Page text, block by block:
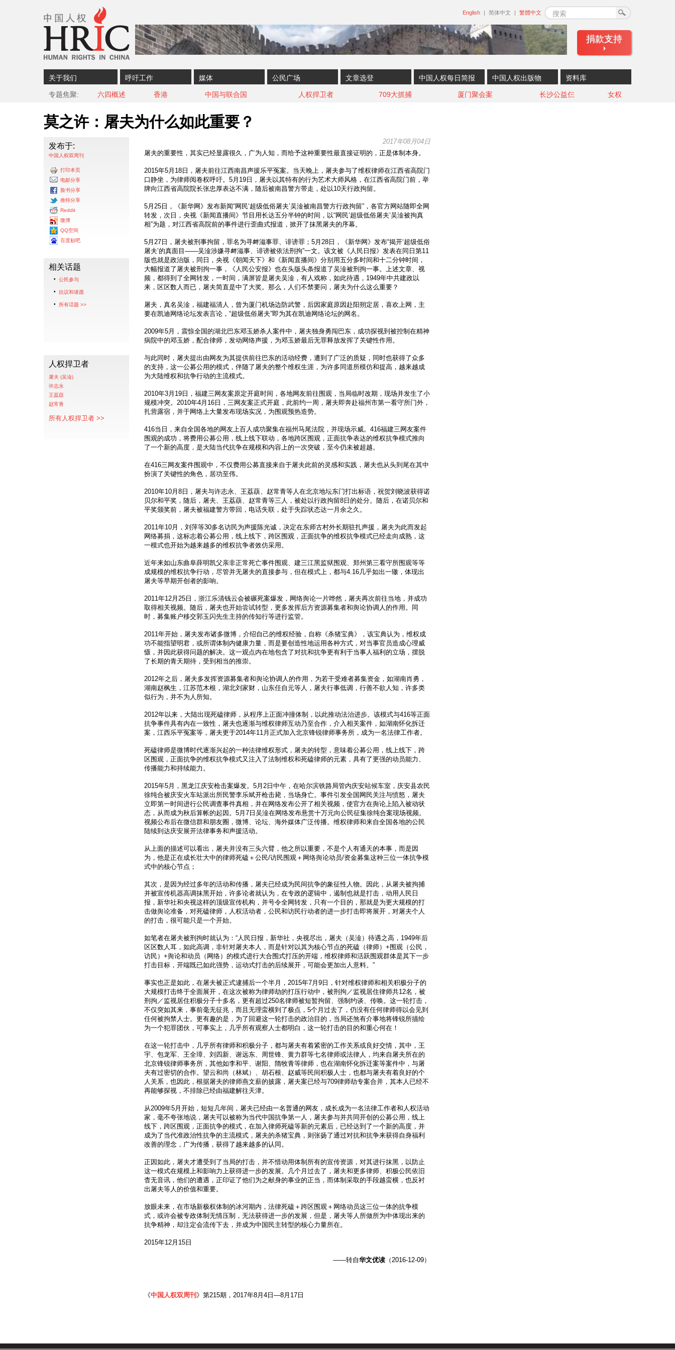
搜索
English 简体中文 繁體中文
捐款支持
关于我们 呼吁工作 媒体 公民广场 文章选登 中国人权每日简报 中国人权出版物 资料库
专题焦聚 六四概述 香港 中国与联合国 人权捍卫者 709大抓捕 厦门聚会案 长沙公益仨 女权
莫之许：屠夫为什么如此重要？
发布于:
中国人权双周刊
打印本页
电邮分享
脸书分享
推特分享
Reddit
微博
QQ空间
百度贴吧
相关话题
公民参与
抗议和请愿
所有话题 >>
人权捍卫者
屠夫 (吴淦)
许志永
王荔蕻
赵常青
所有人权捍卫者 >>
2017年08月04日
屠夫的重要性，其实已经显露很久，广为人知，而给予这种重要性最直接证明的，正是体制本身。
2015年5月18日，屠夫前往江西南昌声援乐平冤案。当天晚上，屠夫参与了维权律师在江西省高院门
口静坐，为律师阅卷权呼吁。5月19日，屠夫以其特有的行为艺术大师风格，在江西省高院门前，举
牌向江西省高院院长张忠厚表达不满，随后被南昌警方带走，处以10天行政拘留。
5月25日，《新华网》发布新闻“网民‘超级低俗屠夫’吴淦被南昌警方行政拘留”，各官方网站随即全网
转发，次日，央视《新闻直播间》节目用长达五分半钟的时间，以“网民‘超级低俗屠夫’吴淦被拘真
相”为题，对江西省高院前的事件进行歪曲式报道，掀开了抹黑屠夫的序幕。
5月27日，屠夫被刑事拘留，罪名为寻衅滋事罪、诽谤罪；5月28日，《新华网》发布“揭开‘超级低俗
屠夫’的真面目——吴淦涉嫌寻衅滋事、诽谤被依法刑拘”一文。该文被《人民日报》发表在同日第11
版也就是政治版，同日，央视《朝闻天下》和《新闻直播间》分别用五分多时间和十二分钟时间，
大幅报道了屠夫被刑拘一事，《人民公安报》也在头版头条报道了吴淦被刑拘一事。上述文章、视
频，都得到了全网转发，一时间，满屏皆是屠夫吴淦，有人戏称，如此待遇，1949年中共建政以
来，区区数人而已，屠夫简直是中了大奖。那么，人们不禁要问，屠夫为什么这么重要？
屠夫，真名吴淦，福建福清人，曾为厦门机场边防武警，后因家庭原因赴阳朔定居，喜欢上网，主
要在凯迪网络论坛发表言论，“超级低俗屠夫”即为其在凯迪网络论坛的网名。
2009年5月，震惊全国的湖北巴东邓玉娇杀人案件中，屠夫独身勇闯巴东，成功探视到被控制在精神
病院中的邓玉娇，配合律师，发动网络声援，为邓玉娇最后无罪释放发挥了关键性作用。
与此同时，屠夫提出由网友为其提供前往巴东的活动经费，遭到了广泛的质疑，同时也获得了众多
的支持，这一公募公用的模式，伴随了屠夫的整个维权生涯，为许多同道所模仿和提高，越来越成
为大陆维权和抗争行动的主流模式。
2010年3月19日，福建三网友案原定开庭时间，各地网友前往围观，当局临时改期，现场并发生了小
规模冲突。2010年4月16日，三网友案正式开庭，此前约一周，屠夫即奔赴福州市第一看守所门外，
扎营露宿，并于网络上大量发布现场实况，为围观预热造势。
416当日，来自全国各地的网友上百人成功聚集在福州马尾法院，并现场示威。416福建三网友案件
围观的成功，将费用公募公用，线上线下联动，各地跨区围观，正面抗争表达的维权抗争模式推向
了一个新的高度，是大陆当代抗争在规模和内容上的一次突破，至今仍未被超越。
在416三网友案件围观中，不仅费用公募直接来自于屠夫此前的灵感和实践，屠夫也从头到尾在其中
扮演了关键性的角色，居功至伟。
2010年10月8日，屠夫与许志永、王荔蕻、赵常青等人在北京地坛东门打出标语，祝贺刘晓波获得诺
贝尔和平奖，随后，屠夫、王荔蕻、赵常青等三人，被处以行政拘留8日的处分。随后，在诺贝尔和
平奖颁奖前，屠夫被福建警方带回，电话失联，处于失踪状态达一月余之久。
2011年10月，刘萍等30多名访民为声援陈光诚，决定在东师古村外长期驻扎声援，屠夫为此而发起
网络募捐，这标志着公募公用，线上线下，跨区围观，正面抗争的维权抗争模式已经走向成熟，这
一模式也开始为越来越多的维权抗争者效仿采用。
近年来如山东曲阜薛明凯父亲非正常死亡事件围观、建三江黑监狱围观、郑州第三看守所围观等等
成规模的维权抗争行动，尽管并无屠夫的直接参与，但在模式上，都与4.16几乎如出一辙，体现出
屠夫等早期开创者的影响。
2011年12月25日，浙江乐清钱云会被碾死案爆发，网络舆论一片哗然，屠夫再次前往当地，并成功
取得相关视频。随后，屠夫也开始尝试转型，更多发挥后方资源募集者和舆论协调人的作用。同
时，募集账户移交郭玉闪先生主持的传知行等进行监管。
2011年开始，屠夫发布诸多微博，介绍自己的维权经验，自称《杀猪宝典》，该宝典认为，维权成
功不能指望明君，或所谓体制内健康力量，而是要创造性地运用各种方式，对当事官员造成心理威
慑，并因此获得问题的解决。这一观点内在地包含了对抗和抗争更有利于当事人福利的立场，摆脱
了长期的青天期待，受到相当的推崇。
2012年之后，屠夫多发挥资源募集者和舆论协调人的作用，为若干受难者募集资金，如湖南肖勇，
湖南赵枫生，江苏范木根，湖北刘家财，山东任自元等人，屠夫行事低调，行善不欲人知，许多类
似行为，并不为人所知。
2012年以来，大陆出现死磕律师，从程序上正面冲撞体制，以此推动法治进步。该模式与416等正面
抗争事件具有内在一致性，屠夫也逐渐与维权律师互动乃至合作，介入相关案件，如湖南怀化拆迁
案，江西乐平冤案等，屠夫更于2014年11月正式加入北京锋锐律师事务所，成为一名法律工作者。
死磕律师是微博时代逐渐兴起的一种法律维权形式，屠夫的转型，意味着公募公用，线上线下，跨
区围观，正面抗争的维权抗争模式又注入了法制维权和死磕律师的元素，具有了更强的动员能力、
传播能力和持续能力。
2015年5月，黑龙江庆安枪击案爆发。5月2日中午，在哈尔滨铁路局管内庆安站候车室，庆安县农民
徐纯合被庆安火车站派出所民警李乐斌开枪击毙，当场身亡。事件引发全国网民关注与愤怒，屠夫
立即第一时间进行公民调查事件真相，并在网络发布公开了相关视频，使官方在舆论上陷入被动状
态，从而成为秋后算帐的起因。5月7日吴淦在网络发布悬赏十万元向公民征集徐纯合案现场视频。
视频公布后在微信群和朋友圈，微博、论坛、海外媒体广泛传播。维权律师和来自全国各地的公民
陆续到达庆安展开法律事务和声援活动。
从上面的描述可以看出，屠夫并没有三头六臂，他之所以重要，不是个人有通天的本事，而是因
为，他是正在成长壮大中的律师死磕＋公民/访民围观＋网络舆论动员/资金募集这种三位一体抗争模
式中的核心节点；
其次，是因为经过多年的活动和传播，屠夫已经成为民间抗争的象征性人物。因此，从屠夫被拘捕
并被宣传机器高调抹黑开始，许多论者就认为，在专政的逻辑中，遏制也就是打击，动用人民日
报，新华社和央视这样的顶级宣传机构，并号令全网转发，只有一个目的，那就是为更大规模的打
击做舆论准备，对死磕律师，人权活动者，公民和访民行动者的进一步打击即将展开，对屠夫个人
的打击，很可能只是一个开始。
如笔者在屠夫被刑拘时就认为：“人民日报，新华社，央视尽出，屠夫（吴淦）待遇之高，1949年后
区区数人耳，如此高调，非针对屠夫本人，而是针对以其为核心节点的死磕（律师）+围观（公民，
访民）+舆论和动员（网络）的模式进行大合围式打压的开端，维权律师和活跃围观群体是其下一步
打击目标，开端既已如此强势，运动式打击的后续展开，可能会更加出人意料。”
事实也正是如此，在屠夫被正式逮捕后一个半月，2015年7月9日，针对维权律师和相关积极分子的
大规模打击终于全面展开，在这次被称为律师劫的打压行动中，被刑拘／监视居住律师共12名，被
刑拘／监视居住积极分子十多名，更有超过250名律师被短暂拘留、强制约谈、传唤。这一轮打击，
不仅突如其来，事前毫无征兆，而且无理蛮横到了极点，5个月过去了，仍没有任何律师得以会见到
任何被拘禁人士。更有趣的是，为了回避这一轮打击的政治目的，当局还煞有介事地将锋锐所描绘
为一个犯罪团伙，可事实上，几乎所有观察人士都明白，这一轮打击的目的和重心何在！
在这一轮打击中，几乎所有律师和积极分子，都与屠夫有着紧密的工作关系或良好交情，其中，王
宇、包龙军、王全璋、刘四新、谢远东、周世锋、黄力群等七名律师或法律人，均来自屠夫所在的
北京锋锐律师事务所，其他如李和平、谢阳、隋牧青等律师，也在湖南怀化拆迁案等案件中，与屠
夫有过密切的合作。望云和尚（林斌）、胡石根、赵威等民间积极人士，也都与屠夫有着良好的个
人关系，也因此，根据屠夫的律师燕文薪的披露，屠夫案已经与709律师劫专案合并，其本人已经不
再能够探视，不排除已经由福建解往天津。
从2009年5月开始，短短几年间，屠夫已经由一名普通的网友，成长成为一名法律工作者和人权活动
家，毫不夸张地说，屠夫可以被称为当代中国抗争第一人，屠夫参与并共同开创的公募公用，线上
线下，跨区围观，正面抗争的模式，在加入律师死磕等新的元素后，已经达到了一个新的高度，并
成为了当代准政治性抗争的主流模式，屠夫的杀猪宝典，则张扬了通过对抗和抗争来获得自身福利
改善的理念，广为传播，获得了越来越多的认同。
正因如此，屠夫才遭受到了当局的打击，并不惜动用体制所有的宣传资源，对其进行抹黑，以防止
这一模式在规模上和影响力上获得进一步的发展。几个月过去了，屠夫和更多律师、积极公民依旧
杳无音讯，他们的遭遇，正印证了他们为之献身的事业的正当，而体制采取的手段越蛮横，也反衬
出屠夫等人的价值和重要。
放眼未来，在市场新极权体制的冰河期内，法律死磕＋跨区围观＋网络动员这三位一体的抗争模
式，或许会被专政体制无情压制，无法获得进一步的发展，但是，屠夫等人所做所为中体现出来的
抗争精神，却注定会流传下去，并成为中国民主转型的核心力量所在。
2015年12月15日
——转自华文优读 （2016-12-09）
《中国人权双周刊 》第215期，2017年8月4日—8月17日